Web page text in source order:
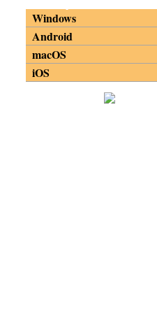
Windows
Android
macOS
iOS